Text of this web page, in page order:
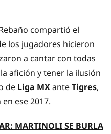
compartió el
los jugadores hicieron
a cantar con todas
afición y tener la ilusión
de Liga MXanteTigres,
ese 2017.
MARTINOLI SE BURLA